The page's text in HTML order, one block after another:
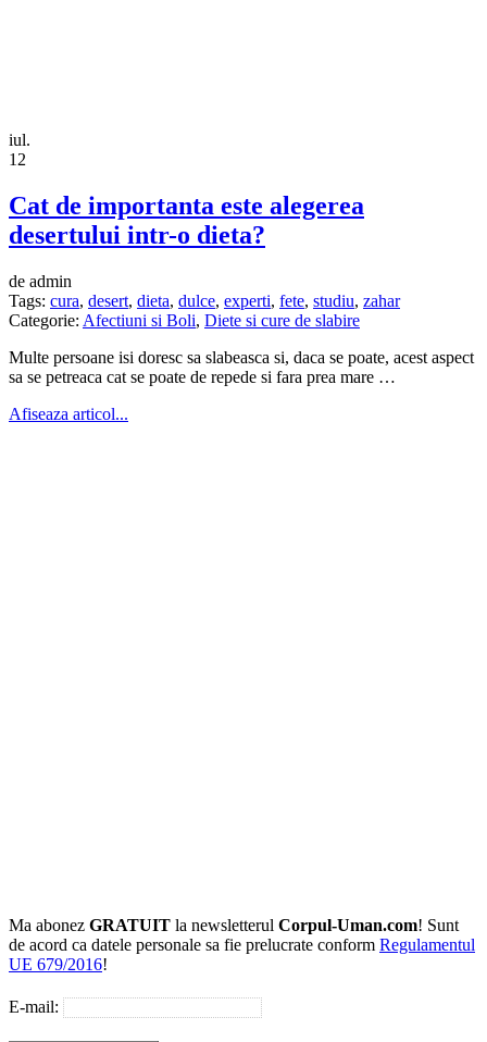
iul.
12
Cat de importanta este alegerea
desertului intr-o dieta?
de admin
Tags: cura, desert, dieta, dulce, experti, fete, studiu, zahar
Categorie: Afectiuni si Boli, Diete si cure de slabire
Multe persoane isi doresc sa slabeasca si, daca se poate, acest aspect
sa se petreaca cat se poate de repede si fara prea mare …
Afiseaza articol...
Ma abonez GRATUIT la newsletterul Corpul-Uman.com! Sunt
de acord ca datele personale sa fie prelucrate conform Regulamentul
UE 679/2016!
E-mail: